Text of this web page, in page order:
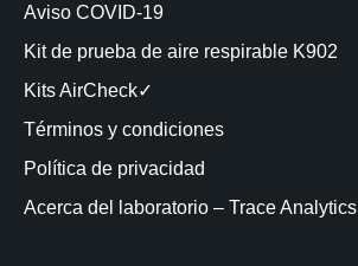
Aviso COVID-19
Kit de prueba de aire respirable K902
Kits AirCheck✓
Términos y condiciones
Política de privacidad
Acerca del laboratorio – Trace Analytics